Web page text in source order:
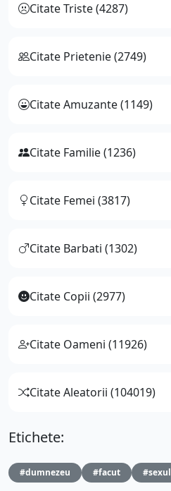
Citate Triste (4287)
Citate Prietenie (2749)
Citate Amuzante (1149)
Citate Familie (1236)
Citate Femei (3817)
Citate Barbati (1302)
Citate Copii (2977)
Citate Oameni (11926)
Citate Aleatorii (104019)
Etichete:
#dumnezeu #facut #sexul